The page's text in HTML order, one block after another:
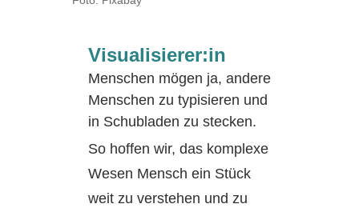
Visualisierer:in
Menschen mögen ja, andere
Menschen zu typisieren und
in Schubladen zu stecken.
So hoffen wir, das komplexe
Wesen Mensch ein Stück
weit zu verstehen und zu